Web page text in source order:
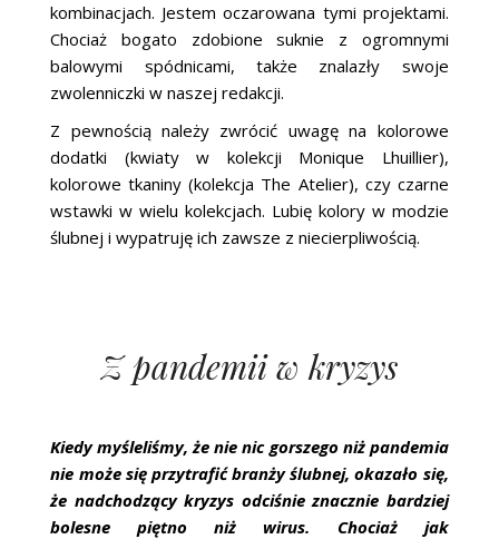
kombinacjach. Jestem oczarowana tymi projektami.
Chociaż bogato zdobione suknie z ogromnymi
balowymi spódnicami, także znalazły swoje
zwolenniczki w naszej redakcji.
Z pewnością należy zwrócić uwagę na kolorowe
dodatki (kwiaty w kolekcji Monique Lhuillier),
kolorowe tkaniny (kolekcja The Atelier), czy czarne
wstawki w wielu kolekcjach. Lubię kolory w modzie
ślubnej i wypatruję ich zawsze z niecierpliwością.
Z pandemii w kryzys
Kiedy myśleliśmy, że nie nic gorszego niż pandemia
nie może się przytrafić branży ślubnej, okazało się,
że nadchodzący kryzys odciśnie znacznie bardziej
bolesne piętno niż wirus. Chociaż jak